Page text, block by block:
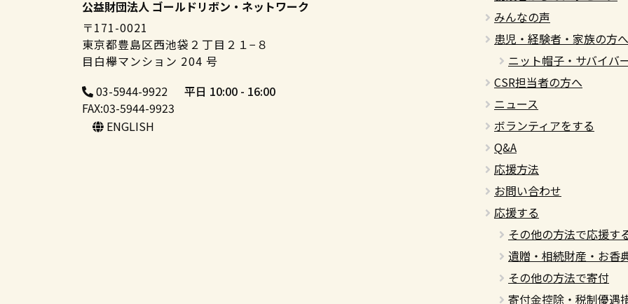
公益財団法人 ゴールドリボン・ネットワーク
〒171-0021
東京都豊島区西池袋２丁目２１−８
目白欅マンション 204 号
03-5944-9922
平日 10:00 - 16:00
FAX:03-5944-9923
ENGLISH
みんなの声
患児・経験者・家族の方へ
ニット帽子・サバイバ
CSR担当者の方へ
ニュース
ボランティアをする
Q&A
応援方法
お問い合わせ
応援する
その他の方法で応援す
遺贈・相続財産・お香
その他の方法で寄付
寄付金控除・税制優遇